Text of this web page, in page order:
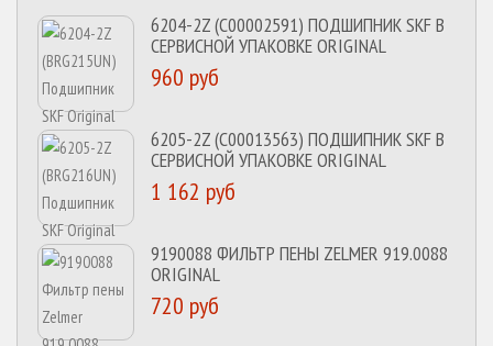
6204-2Z (C00002591) ПОДШИПНИК SKF В
СЕРВИСНОЙ УПАКОВКЕ ORIGINAL
960 руб
6205-2Z (C00013563) ПОДШИПНИК SKF В
СЕРВИСНОЙ УПАКОВКЕ ORIGINAL
1 162 руб
9190088 ФИЛЬТР ПЕНЫ ZELMER 919.0088
ORIGINAL
720 руб